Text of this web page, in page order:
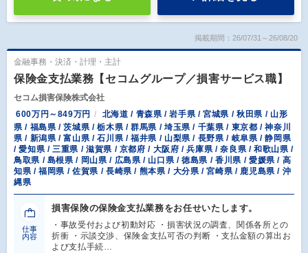
掲載期間：26/07/31～26/08/20
金融事務・決済・計理・主計
保険金支払業務【セコムグループ／損害サービス職】
セコム損害保険株式会社
600万円～849万円
北海道 / 青森県 / 岩手県 / 宮城県 / 秋田県 / 山形
県 / 福島県 / 茨城県 / 栃木県 / 群馬県 / 埼玉県 / 千葉県 / 東京都 / 神奈川
県 / 新潟県 / 富山県 / 石川県 / 福井県 / 山梨県 / 長野県 / 岐阜県 / 静岡県
/ 愛知県 / 三重県 / 滋賀県 / 京都府 / 大阪府 / 兵庫県 / 奈良県 / 和歌山県 /
鳥取県 / 島根県 / 岡山県 / 広島県 / 山口県 / 徳島県 / 香川県 / 愛媛県 / 高
知県 / 福岡県 / 佐賀県 / 長崎県 / 熊本県 / 大分県 / 宮崎県 / 鹿児島県 / 沖
縄県
仕事
内容
損害保険の保険金支払業務をお任せいたします。
・事故受付および初動対応 ・損害状況の調査、関係各所との
折衝 ・示談交渉、保険金支払可否の判断 ・支払金額の算出お
よび支払手続…